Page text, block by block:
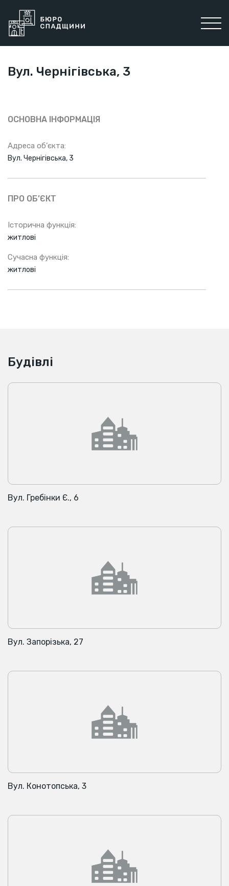
Вул. Чернігівська, 3
ОСНОВНА ІНФОРМАЦІЯ
Адреса об’єкта:
Вул. Чернігівська, 3
ПРО ОБ’ЄКТ
Історична функція:
житлові
Сучасна функція:
житлові
Будівлі
Вул. Гребінки Є., 6
Вул. Запорізька, 27
Вул. Конотопська, 3